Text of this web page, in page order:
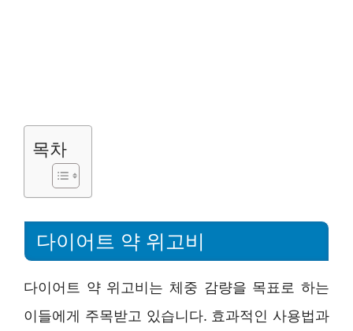
목차
다이어트 약 위고비
다이어트 약 위고비는 체중 감량을 목표로 하는
이들에게 주목받고 있습니다. 효과적인 사용법과